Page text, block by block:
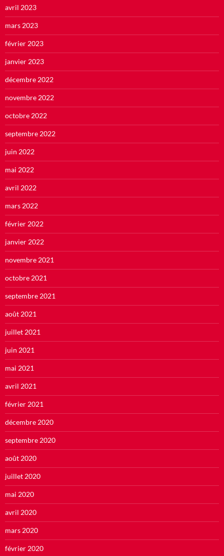
avril 2023
mars 2023
février 2023
janvier 2023
décembre 2022
novembre 2022
octobre 2022
septembre 2022
juin 2022
mai 2022
avril 2022
mars 2022
février 2022
janvier 2022
novembre 2021
octobre 2021
septembre 2021
août 2021
juillet 2021
juin 2021
mai 2021
avril 2021
février 2021
décembre 2020
septembre 2020
août 2020
juillet 2020
mai 2020
avril 2020
mars 2020
février 2020